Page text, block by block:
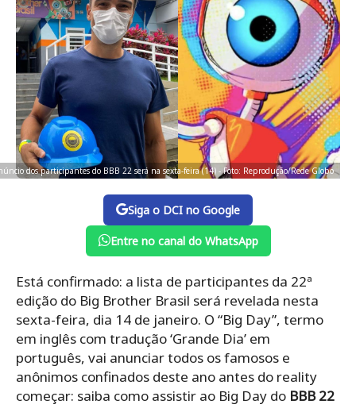
dos participantes do BBB 22 será na sexta-feira (14) - Foto: Reprodução/Rede Globo
Siga o DCI no Google
Entre no canal do WhatsApp
Está confirmado: a lista de participantes da 22ª
edição do Big Brother Brasil será revelada nesta
sexta-feira, dia 14 de janeiro. O “Big Day”, termo
em inglês com tradução ‘Grande Dia’ em
português, vai anunciar todos os famosos e
anônimos confinados deste ano antes do reality
começar: saiba como assistir ao Big Day do BBB 22